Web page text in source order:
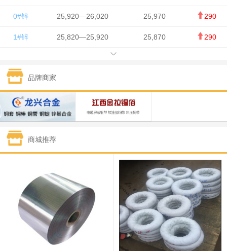
0#锌 25,920—26,020 25,970 290
1#锌 25,820—25,920 25,870 290
1#锡 434,000—436,000
1#镍 129,550—130,750
1#白银 15,100—15,110 15,105 -70
钯金
331,000 -10,000
89,000—95,000 92,000 1,000
2#锑 85,000—91,000 88,000 1,000
1#镁 17,000—18,000 17,500 0
18,900—19,100 19,000 100
品牌商家
商城推荐